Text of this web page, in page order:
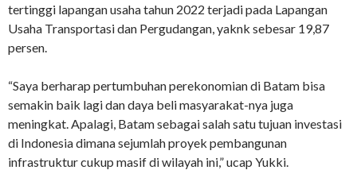
tertinggi lapangan usaha tahun 2022 terjadi pada Lapangan
Usaha Transportasi dan Pergudangan, yaknk sebesar 19,87
persen.
“Saya berharap pertumbuhan perekonomian di Batam bisa
semakin baik lagi dan daya beli masyarakat-nya juga
meningkat. Apalagi, Batam sebagai salah satu tujuan investasi
di Indonesia dimana sejumlah proyek pembangunan
infrastruktur cukup masif di wilayah ini,” ucap Yukki.